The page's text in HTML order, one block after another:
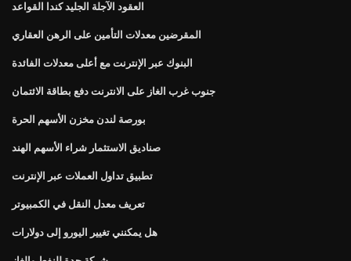
العقود الآجلة الجليد كندا القواعد
المقرضين معدلات التأمين على الرهن العقاري
البنوك عبر الإنترنت مع أعلى معدلات الفائدة
جنوب غرب الغاز على الانترنت دفع بطاقة الائتمان
بورصة لندن مخزن الأسهم الحرة
صناديق الاستثمار شراء الأسهم الهند
تطبيق تداول العملات عبر الإنترنت
تعريف معدل النقل في الكمبيوتر
هل يمكنني تغيير اليورو إلى دولارات